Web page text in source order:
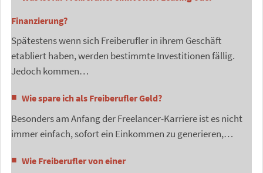
Finanzierung?
Spätestens wenn sich Freiberufler in ihrem Geschäft
etabliert haben, werden bestimmte Investitionen fällig.
Jedoch kommen…
Wie spare ich als Freiberufler Geld?
Besonders am Anfang der Freelancer-Karriere ist es nicht
immer einfach, sofort ein Einkommen zu generieren,…
Wie Freiberufler von einer